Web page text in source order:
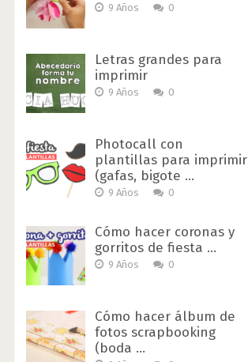
9 Años 0
Letras grandes para
imprimir
9 Años 0
Photocall con
plantillas para imprimir
(gafas, bigote …
9 Años 0
Cómo hacer coronas y
gorritos de fiesta …
9 Años 0
Cómo hacer álbum de
fotos scrapbooking
(boda …